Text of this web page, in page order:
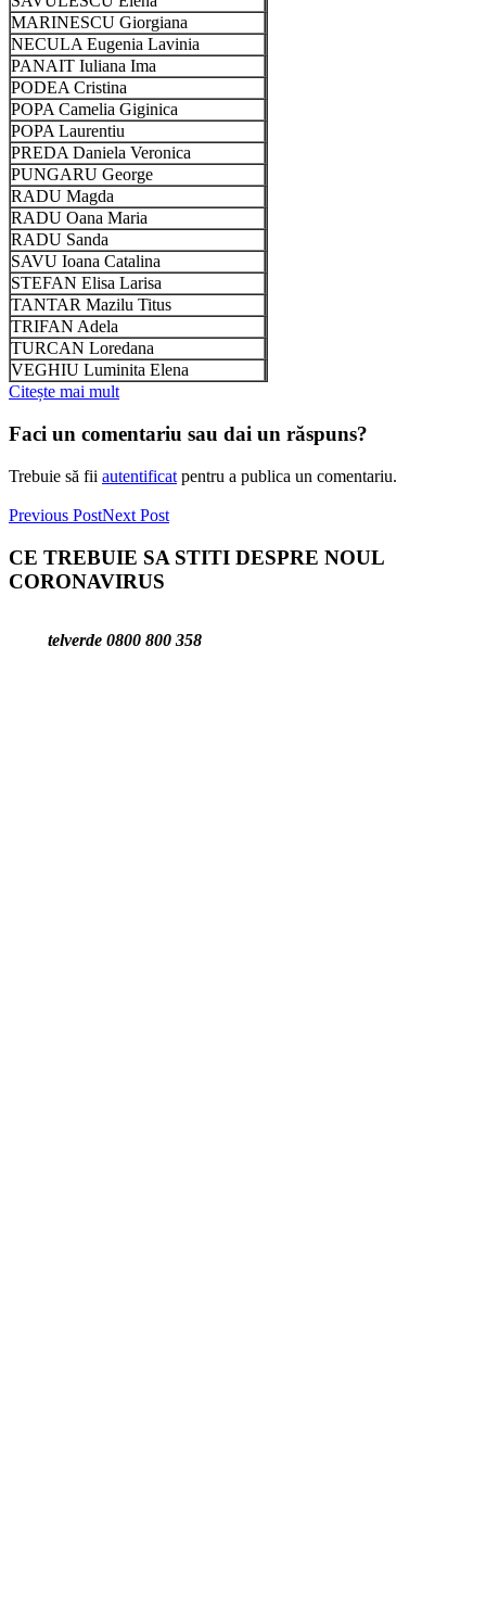
MARINESCU Giorgiana
NECULA Eugenia Lavinia
PANAIT Iuliana Ima
PODEA Cristina
POPA Camelia Giginica
POPA Laurentiu
PREDA Daniela Veronica
PUNGARU George
RADU Magda
RADU Oana Maria
RADU Sanda
SAVU Ioana Catalina
STEFAN Elisa Larisa
TANTAR Mazilu Titus
TRIFAN Adela
TURCAN Loredana
VEGHIU Luminita Elena
Citește mai mult
Faci un comentariu sau dai un răspuns?
Trebuie să fii autentificat pentru a publica un comentariu.
Previous PostNext Post
CE TREBUIE SA STITI DESPRE NOUL
CORONAVIRUS
telverde 0800 800 358